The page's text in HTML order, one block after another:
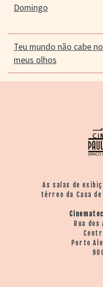
Domingo
Teu mundo não cabe
meus olhos
As salas de
térreo da Casa
Rua dos
Porto